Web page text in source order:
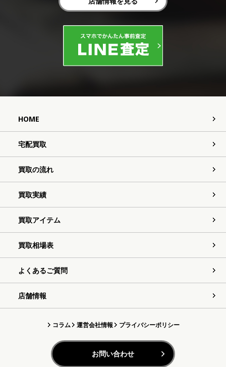
HOME
宅配買取
買取の流れ
買取実績
買取アイテム
買取相場表
よくあるご質問
店舗情報
コラム 運営会社情報 プライバシーポリシー
お問い合わせ